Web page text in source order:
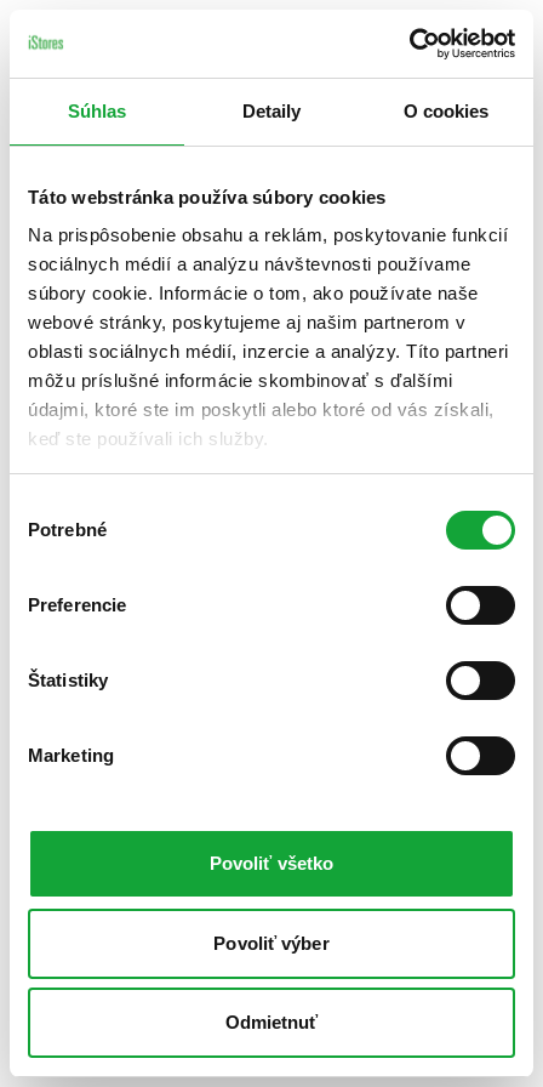
Súhlas Detaily O cookies
Táto webstránka používa súbory cookies
Na prispôsobenie obsahu a reklám, poskytovanie funkcií
sociálnych médií a analýzu návštevnosti používame
súbory cookie. Informácie o tom, ako používate naše
webové stránky, poskytujeme aj našim partnerom v
oblasti sociálnych médií, inzercie a analýzy. Títo partneri
môžu príslušné informácie skombinovať s ďalšími
údajmi, ktoré ste im poskytli alebo ktoré od vás získali,
keď ste používali ich služby.
súhlasu
Potrebné
Preferencie
Štatistiky
Marketing
Povoliť všetko
Povoliť výber
Odmietnuť